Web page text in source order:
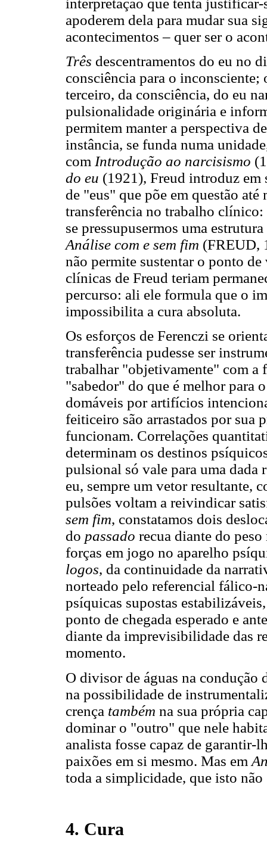
interpretação que tenta
apoderem dela para mudar sua
acontecimentos – quer ser o
Três descentramentos do eu no
consciência para o
terceiro, da consciência, do eu
pulsionalidade originária e
permitem manter a perspectiva
instância, se funda numa
com Introdução ao narcisismo
do eu (1921), Freud introduz
de "eus" que põe em questão até
transferência no trabalho
se pressupusermos uma
Análise com e sem fim (FREUD,
não permite sustentar o ponto
clínicas de Freud teriam
percurso: ali ele formula que o
impossibilita a cura absoluta.
Os esforços de Ferenczi se
transferência pudesse ser
trabalhar "objetivamente" com a
"sabedor" do que é melhor para
domáveis por artifícios
feiticeiro são arrastados por sua
funcionam. Correlações
determinam os destinos
pulsional só vale para uma dada
eu, sempre um vetor resultante,
pulsões voltam a reivindicar
sem fim, constatamos dois
do passado recua diante do
forças em jogo no aparelho
logos, da continuidade da
norteado pelo referencial fálico-
psíquicas supostas
ponto de chegada esperado e
diante da imprevisibilidade das
momento.
O divisor de águas na condução
na possibilidade de
crença também na sua própria
dominar o "outro" que nele
analista fosse capaz de garantir-
paixões em si mesmo. Mas em
toda a simplicidade, que isto não
4. Cura